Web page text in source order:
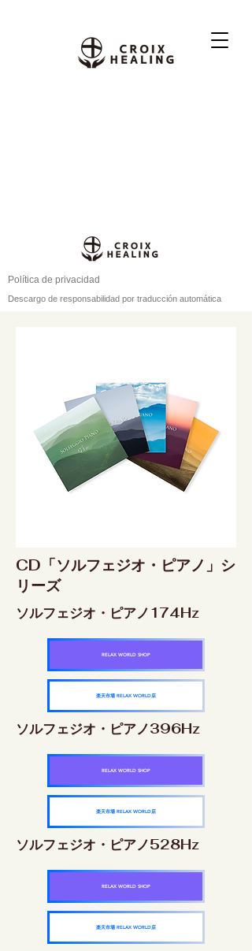
Política de privacidad
Descargo de responsabilidad por traducción automática
CD「ソルフェジオ・ピアノ」シ
リーズ
ソルフェジオ・ピアノ174Hz
RELAX WORLD SHOP
楽天市場 RELAX WORLD店
ソルフェジオ・ピアノ396Hz
RELAX WORLD SHOP
楽天市場 RELAX WORLD店
ソルフェジオ・ピアノ528Hz
RELAX WORLD SHOP
楽天市場 RELAX WORLD店